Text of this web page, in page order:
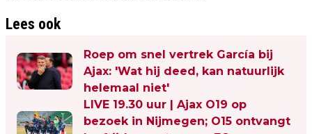
Lees ook
Roep om snel vertrek García bij
Ajax: 'Wat hij deed, kan natuurlijk
helemaal niet'
LIVE 19.30 uur | Ajax O19 op
bezoek in Nijmegen; O15 ontvangt